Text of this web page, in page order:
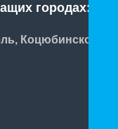
городах:
Коцюбинское,